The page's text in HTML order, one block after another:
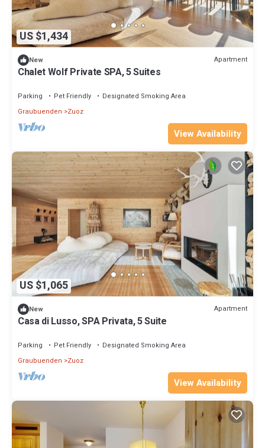
US $1,434
New Apartment
Chalet Wolf Private SPA, 5 Suites
Parking Pet Friendly
Designated Smoking Area
Graubuenden
Zuoz
View Availability
US $1,065
New Apartment
Casa di Lusso, SPA Privata, 5 Suite
Parking Pet Friendly
Designated Smoking Area
Graubuenden
Zuoz
View Availability